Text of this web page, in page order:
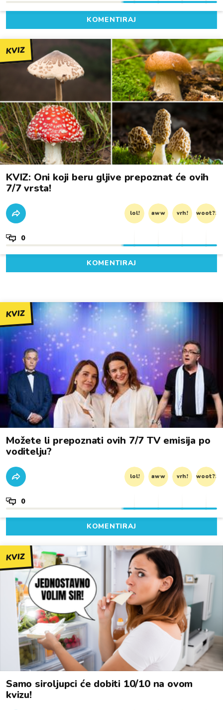
KOMENTIRAJ
KVIZ
KVIZ: Oni koji beru gljive prepoznat će ovih
7/7 vrsta!
lol! aww vrh! woot?!
0
KOMENTIRAJ
KVIZ
Možete li prepoznati ovih 7/7 TV emisija po
voditelju?
lol! aww vrh! woot?!
0
KOMENTIRAJ
KVIZ
Samo siroljupci će dobiti 10/10 na ovom
kvizu!